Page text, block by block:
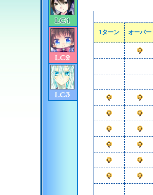
1ターン オーバー